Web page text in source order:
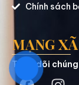
Chính sách
MẠNG
Theo dõi